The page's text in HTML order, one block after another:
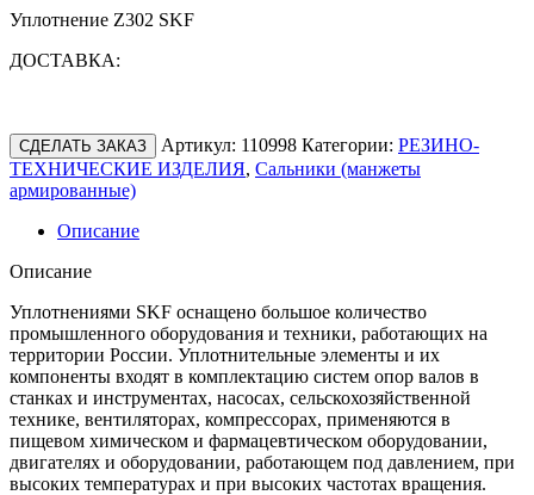
Уплотнение Z302 SKF
ДОСТАВКА:
СДЕЛАТЬ ЗАКАЗ Артикул: 110998 Категории: РЕЗИНО-
ТЕХНИЧЕСКИЕ ИЗДЕЛИЯ, Сальники (манжеты
армированные)
Описание
Описание
Уплотнениями SKF оснащено большое количество
промышленного оборудования и техники, работающих на
территории России. Уплотнительные элементы и их
компоненты входят в комплектацию систем опор валов в
станках и инструментах, насосах, сельскохозяйственной
технике, вентиляторах, компрессорах, применяются в
пищевом химическом и фармацевтическом оборудовании,
двигателях и оборудовании, работающем под давлением, при
высоких температурах и при высоких частотах вращения.